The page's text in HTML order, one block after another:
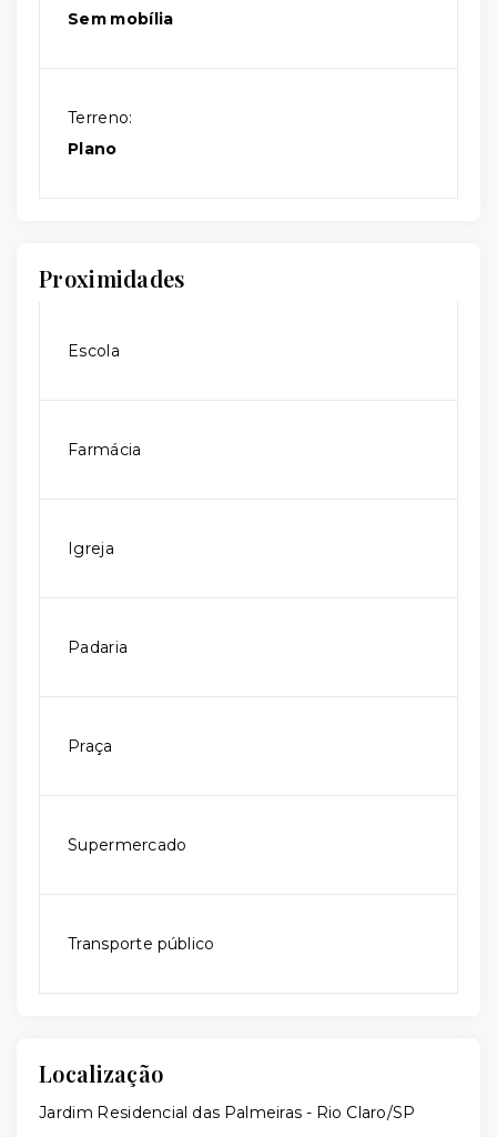
Sem mobília
Terreno:
Plano
Proximidades
Escola
Farmácia
Igreja
Padaria
Praça
Supermercado
Transporte público
Localização
Jardim Residencial das Palmeiras - Rio Claro/SP